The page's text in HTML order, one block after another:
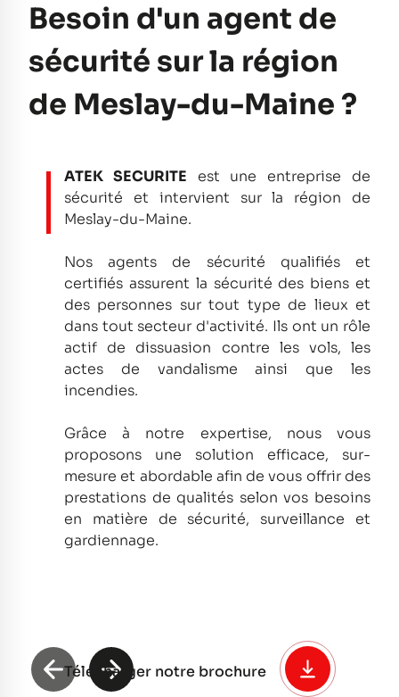
Besoin d'un agent de
sécurité sur la région
de Meslay-du-Maine ?
ATEK SECURITE est une entreprise de
sécurité et intervient sur la région de
Meslay-du-Maine.
Nos agents de sécurité qualifiés et
certifiés assurent la sécurité des biens et
des personnes sur tout type de lieux et
dans tout secteur d'activité. Ils ont un rôle
actif de dissuasion contre les vols, les
actes de vandalisme ainsi que les
incendies.
Grâce à notre expertise, nous vous
proposons une solution efficace, sur-
mesure et abordable afin de vous offrir des
prestations de qualités selon vos besoins
en matière de sécurité, surveillance et
gardiennage.
Télécharger notre brochure